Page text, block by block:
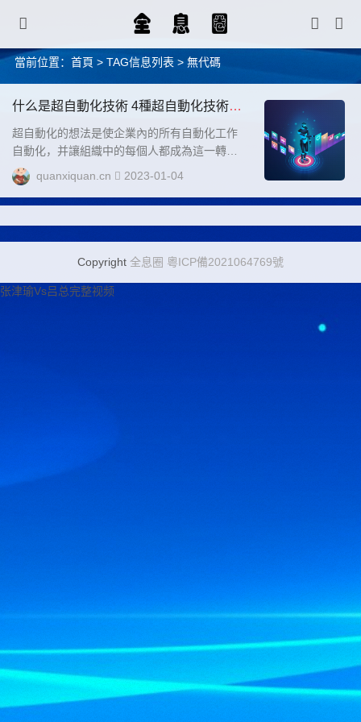
當前位置： 首頁 > TAG信息列表 > 無代碼
什么是超自動化技術 4種超自動化技術幫
助企業
超自動化的想法是使企業內的所有自動化工作
自動化，并讓組織中的每個人都成為這一轉變
的一部分。為了最大限度地擴大自動化的范
圍，超自動化匯集了各種智能自動化系統、工
具和技術。超自動化以人工智能 （AI）、機器
式的決策、流程和任務自動化等技術為例。...
quanxiquan.cn 2023-01-04
Copyright 全息圈 粵ICP備2021064769號
张津瑜Vs吕总完整视频